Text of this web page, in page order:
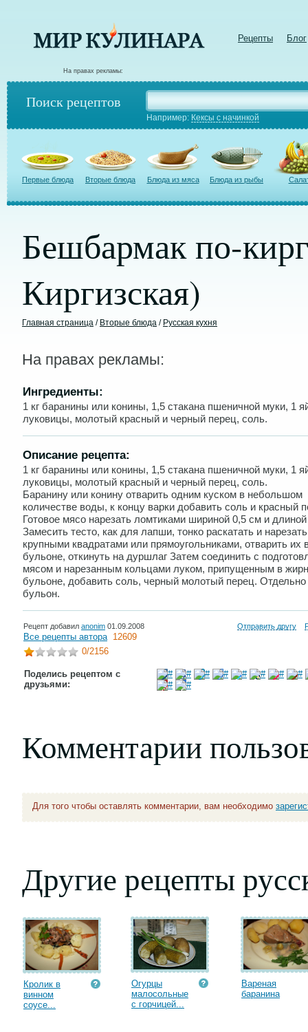
Рецепты Блог
На правах рекламы:
Поиск рецептов
Например: Кексы с начинкой
Первые блюда Вторые блюда Блюда из мяса Блюда из рыбы
Бешбармак по-
Киргизская)
Главная страница / Вторые блюда / Русская кухня
На правах рекламы:
Ингредиенты:
1 кг баранины или конины, 1,5 стакана пшеничной муки, 1
луковицы, молотый красный и черный перец, соль.
Описание рецепта:
1 кг баранины или конины, 1,5 стакана пшеничной муки, 1
луковицы, молотый красный и черный перец, соль.
Баранину или конину отварить одним куском в небольшом
количестве воды, к концу варки добавить соль и красный
Готовое мясо нарезать ломтиками шириной 0,5 см и
Замесить тесто, как для лапши, тонко раскатать и нарезать
крупными квадратами или прямоугольниками, отварить их
бульоне, откинуть на дуршлаг Затем соединить с
мясом и нарезанным кольцами луком, припущенным в
бульоне, добавить соль, черный молотый перец. Отдельно
бульон.
Рецепт добавил anonim 01.09.2008 Отправить другу
Все рецепты автора 12609
0/2156
Поделись рецептом с
друзьями:
Комментарии
Для того чтобы оставлять комментарии, вам необходимо
Другие рецепты
Кролик в
винном
соусе...
Огурцы
малосольные
с горчицей...
Вареная
баранина